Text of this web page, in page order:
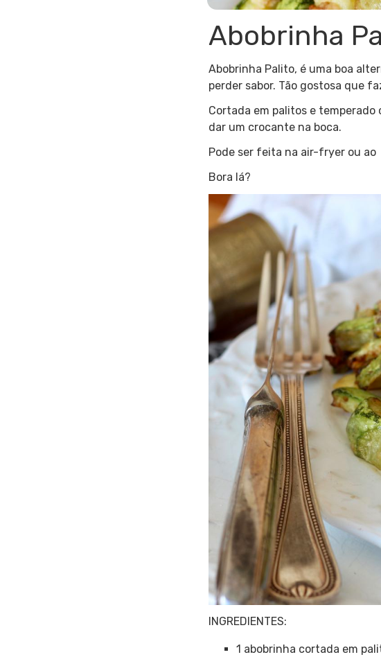
Abobrinha
Abobrinha Palito, é uma boa
perder sabor. Tão gostosa que
Cortada em palitos e
dar um crocante na boca.
Pode ser feita na air-fryer ou
Bora lá?
INGREDIENTES:
1 abobrinha cortada em